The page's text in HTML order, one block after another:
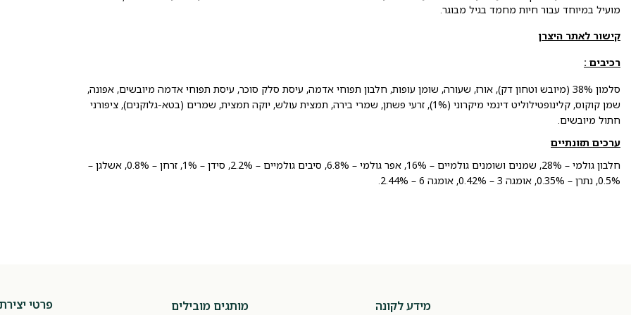
מועיל במיוחד עבור חיות מחמד בגיל מבוגר.
קישור לאתר היצרן
רכיבים :
סלמון 38% (מיובש וטחון דק), אורז, שעורה, שומן עופות, חלבון תפוחי אדמה, עיסת סלק סוכר, עיסת תפוחי אדמה מיובשים, אפונה,
שמן קוקוס, קלינופטילוליט דינמי מיקרוני (1%), זרעי פשתן, שמרי בירה, תמצית עולש, יוקה תמצית, שמרים (בטא-גלוקנים), ציפורני
חתול מיובשים.
ערכים תזונתיים
חלבון גולמי – 28%, שמנים ושומנים גולמיים – 16%, אפר גולמי – 6.8%, סיבים גולמיים – 2.2%, סידן – 1%, זרחן – 0.8%, אשלגן –
0.5%, נתרן – 0.35%, אומגה 3 – 0.42%, אומגה 6 – 2.44%.
מידע לקונה מותגים מובילים פרטי